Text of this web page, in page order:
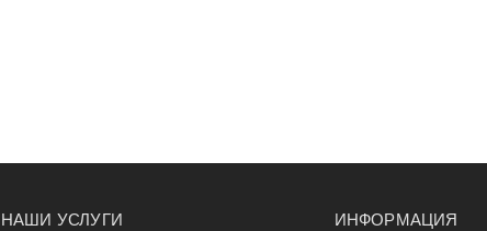
НАШИ УСЛУГИ ИНФОРМАЦИЯ